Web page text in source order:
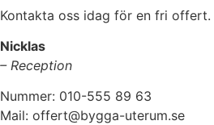
Kontakta oss idag för en fri offert.
Nicklas
– Reception
Nummer: 010-555 89 63
Mail: offert@bygga-uterum.se